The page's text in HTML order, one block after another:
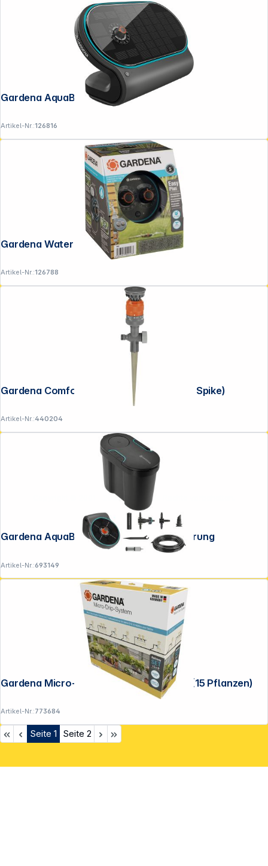
Gardena AquaBloom Set L
Artikel-Nr.:126816
Gardena Water Control EasyPlus
Artikel-Nr.:126788
Gardena Comfort-Kreisregner Vario (auf Spike)
Artikel-Nr.:440204
Gardena AquaBloom Set Solar-Bewässerung
Artikel-Nr.:693149
Gardena Micro-Drip-System Set Balkon (15 Pflanzen)
Artikel-Nr.:773684
Seite 1 Seite 2
Copyright © 2001 - 2026 DGH - Alle Rechte vorbehalten.